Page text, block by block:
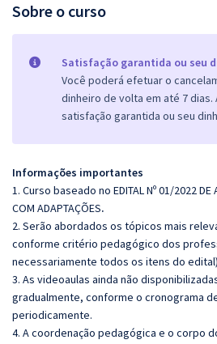
Sobre o curso
Satisfação garantida ou seu
Você poderá efetuar o
dinheiro de volta em até 7 dias.
satisfação garantida ou seu
Informações importantes
1. Curso baseado no EDITAL Nº 01/2022 DE
COM ADAPTAÇÕES.
2. Serão abordados os tópicos mais
conforme critério pedagógico dos
necessariamente todos os itens do
3. As videoaulas ainda não
gradualmente, conforme o cronograma
periodicamente.
4. A coordenação pedagógica e o corpo